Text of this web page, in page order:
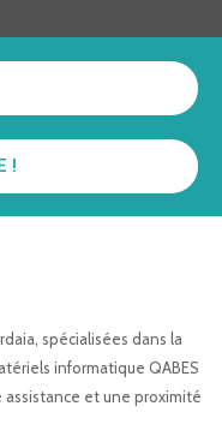
spécialisées dans la
informatique QABES
assistance et une proximité